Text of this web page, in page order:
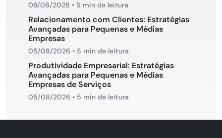
06/08/2026 • 5 min de leitura
Relacionamento com Clientes: Estratégias
Avançadas para Pequenas e Médias
Empresas
05/08/2026 • 5 min de leitura
Produtividade Empresarial: Estratégias
Avançadas para Pequenas e Médias
Empresas de Serviços
05/08/2026 • 5 min de leitura